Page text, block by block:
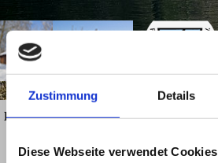
Zustimmung Details
Diese Webseite verwendet Cookies
Menü überspringen
Hecht